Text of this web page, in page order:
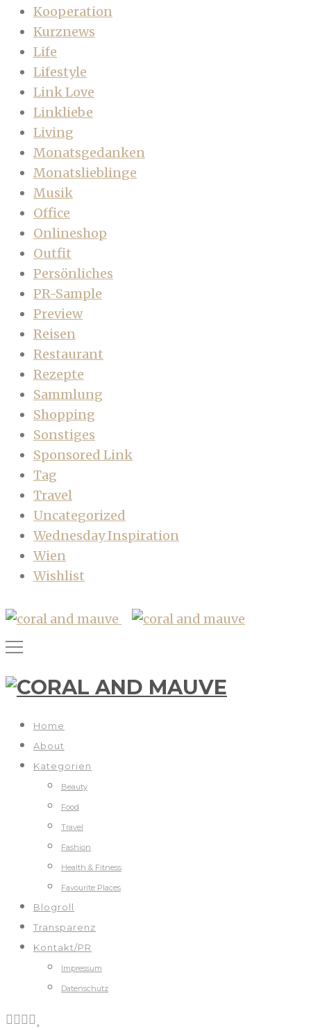
Kooperation
Kurznews
Life
Lifestyle
Link Love
Linkliebe
Living
Monatsgedanken
Monatslieblinge
Musik
Office
Onlineshop
Outfit
Persönliches
PR-Sample
Preview
Reisen
Restaurant
Rezepte
Sammlung
Shopping
Sonstiges
Sponsored Link
Tag
Travel
Uncategorized
Wednesday Inspiration
Wien
Wishlist
Home
About
Kategorien
Beauty
Food
Travel
Fashion
Health & Fitness
Favourite Places
Blogroll
Transparenz
Kontakt/PR
Impressum
Datenschutz